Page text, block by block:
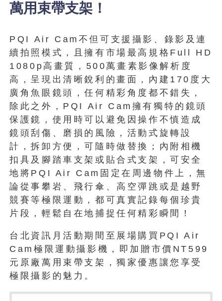
萬用束帶支架！
PQI Air Cam不但可支援攝影、錄影及連
續拍照模式，且擁有市場最高規格Full HD
1080p高畫質，500萬畫素影像解析度
高，呈現出清晰銳利的畫面，內建170度大
廣角魚眼鏡頭，任何精彩角度都不錯失，
除此之外，PQI Air Cam擁有獨特的鏡頭
保護鏡，使用時可以避免因操作不慎造成
鏡頭刮傷、磨損的風險，活動式旋轉設
計，拆卸方便，可隨時做替換；內附相機
扣具及腳踏車支架或貼合式支架，可安全
地將PQI Air Cam固定在周邊物件上，無
論從事攀岩、飛行傘、高空彈跳或是越野
競賽等極限運動，都可真實記錄每個珍貴
片段，輕鬆自在地捕捉任何精彩瞬間！
台北資訊月活動期間至展場購買PQI Air
Cam極限運動攝影機，即加贈市價NT599
元原廠萬用束帶支架，獨家優惠讓您享受
極限攝影的魅力。